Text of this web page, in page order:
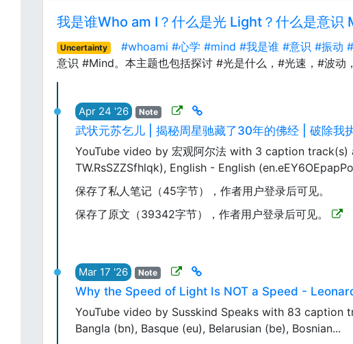
我是谁Who am I？什么是光 Light？什么是意识
Uncertainty #whoami #心学 #mind #我是谁 #意识 #振动
意识 #Mind。本主题也包括探讨 #光是什么，#光速，#波动
Apr 24 '26 Note
武状元苏乞儿 | 揭秘周星驰藏了30年的佛经 | 破除我
YouTube video by 宏观阿尔法 with 3 caption
TW.RsSZZSfhlqk), English - English
保存了私人笔记（45字节），作者用户登录后可见。
保存了原文（39342字节），作者用户登录后可见。
Mar 17 '26 Note
Why the Speed of Light Is NOT a Speed -
YouTube video by Susskind Speaks with 83 caption
Bangla (bn), Basque (eu), Belarusian (be), Bosnian...